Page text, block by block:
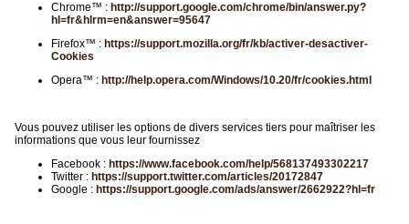
Chrome™ : http://support.google.com/chrome/bin/answer.py?
hl=fr&hlrm=en&answer=95647
Firefox™ : https://support.mozilla.org/fr/kb/activer-desactiver-
Cookies
Opera™ : http://help.opera.com/Windows/10.20/fr/cookies.html
Vous pouvez utiliser les options de divers services tiers pour maîtriser les
informations que vous leur fournissez
Facebook : https://www.facebook.com/help/568137493302217
Twitter : https://support.twitter.com/articles/20172847
Google : https://support.google.com/ads/answer/2662922?hl=fr